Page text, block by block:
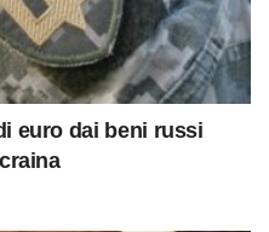
euro dai beni russi